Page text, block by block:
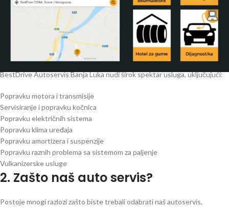
Auto servis Banja Luka – Speed
1. Šta sve nudimo u našem
autoservisu?
BestDrive Autoservis Banja Luka nudi širok spektar usluga, uključujući:
Popravku motora i transmisije
Servisiranje i popravku kočnica
Popravku električnih sistema
Popravku klima uređaja
Popravku amortizera i suspenzije
Popravku raznih problema sa sistemom za paljenje
Vulkanizerske usluge
2. Zašto naš auto servis?
Postoje mnogi razlozi zašto biste trebali odabrati naš autoservis,